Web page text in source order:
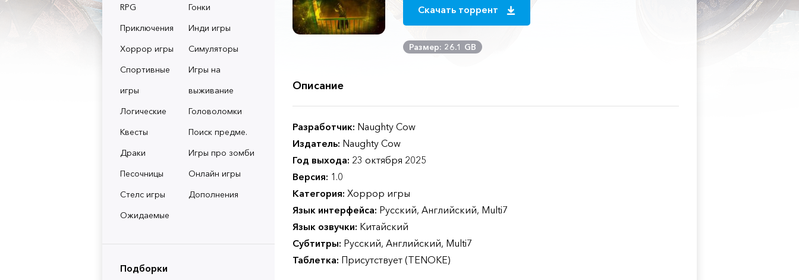
RPG
Гонки
Приключения
Инди игры
Хоррор игры
Симуляторы
Спортивные
игры
Игры на
выживание
Логические
Головоломки
Квесты
Поиск предме.
Драки
Игры про зомби
Песочницы
Онлайн игры
Стелс игры
Дополнения
Ожидаемые
Подборки
Скачать торрент
Размер: 26.1 GB
Описание
Разработчик: Naughty Cow
Издатель: Naughty Cow
Год выхода: 23 октября 2025
Версия: 1.0
Категория: Хоррор игры
Язык интерфейса: Русский, Английский, Multi7
Язык озвучки: Китайский
Субтитры: Русский, Английский, Multi7
Таблетка: Присутствует (TENOKE)